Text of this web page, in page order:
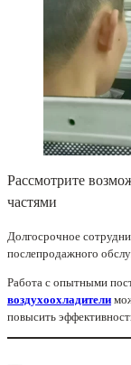
Рассмотрите
частями
Долгосрочное
послепродажного
Работа с опытными
воздухоохладители
повысить